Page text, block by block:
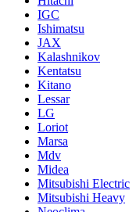
IGC
Ishimatsu
JAX
Kalashnikov
Kentatsu
Kitano
Lessar
LG
Loriot
Marsa
Mdv
Midea
Mitsubishi Electric
Mitsubishi Heavy